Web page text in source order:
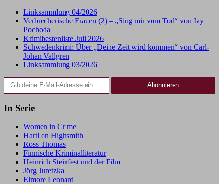
Linksammlung 04/2026
Verbrecherische Frauen (2) – „Sing mir vom Tod“ von Ivy
Pochoda
Krimibestenliste Juli 2026
Schwedenkrimi: Über „Deine Zeit wird kommen“ von Carl-
Johan Vallgren
Linksammlung 03/2026
Gib deine E-Mail-Adresse ein ...
Abonnieren
In Serie
Women in Crime
Hartl on Highsmith
Ross Thomas
Finnische Kriminalliteratur
Heinrich Steinfest und der Film
Jörg Juretzka
Elmore Leonard